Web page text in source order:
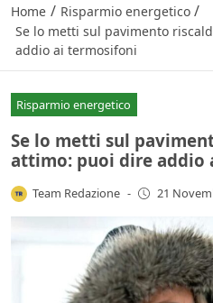
Home / Risparmio energetico /
Se lo metti sul pavimento
addio ai termosifoni
Risparmio energetico
Se lo metti sul
attimo: puoi dire addio
Team Redazione - 21